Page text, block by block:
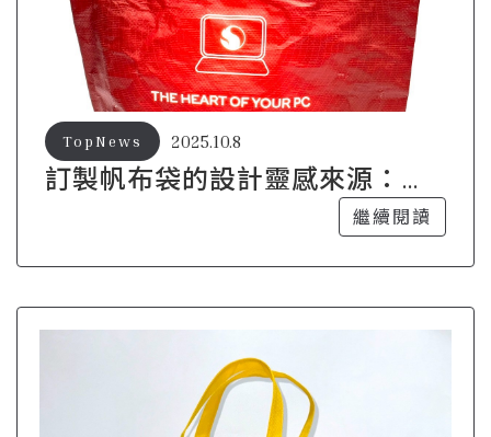
訂製帆布袋的設計靈感來源：打
2025.10.8
TopNews
繼續閱讀